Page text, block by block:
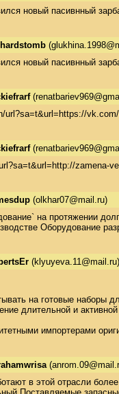
новый пасивнный
новый пасивнный
url?sa=t&url=https://
zamena-
(olkhar07@mail.ru)
на протяжении
Оборудование
(klyuyeva.11@mail.ru)
на готовые наборы
длительной и
импортерами
в этой отрасли
Поставляемые